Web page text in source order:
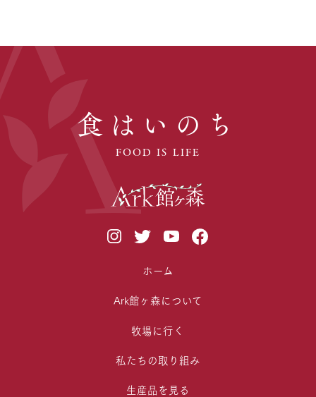
食はいのち
FOOD IS LIFE
ホーム
Ark館ヶ森について
牧場に行く
私たちの取り組み
生産品を見る